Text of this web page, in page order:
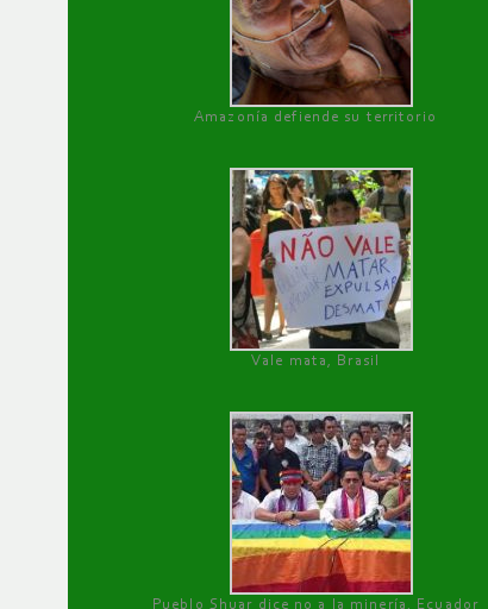
Amazonía defiende su territorio
Vale mata, Brasil
Pueblo Shuar dice no a la minería, Ecuador